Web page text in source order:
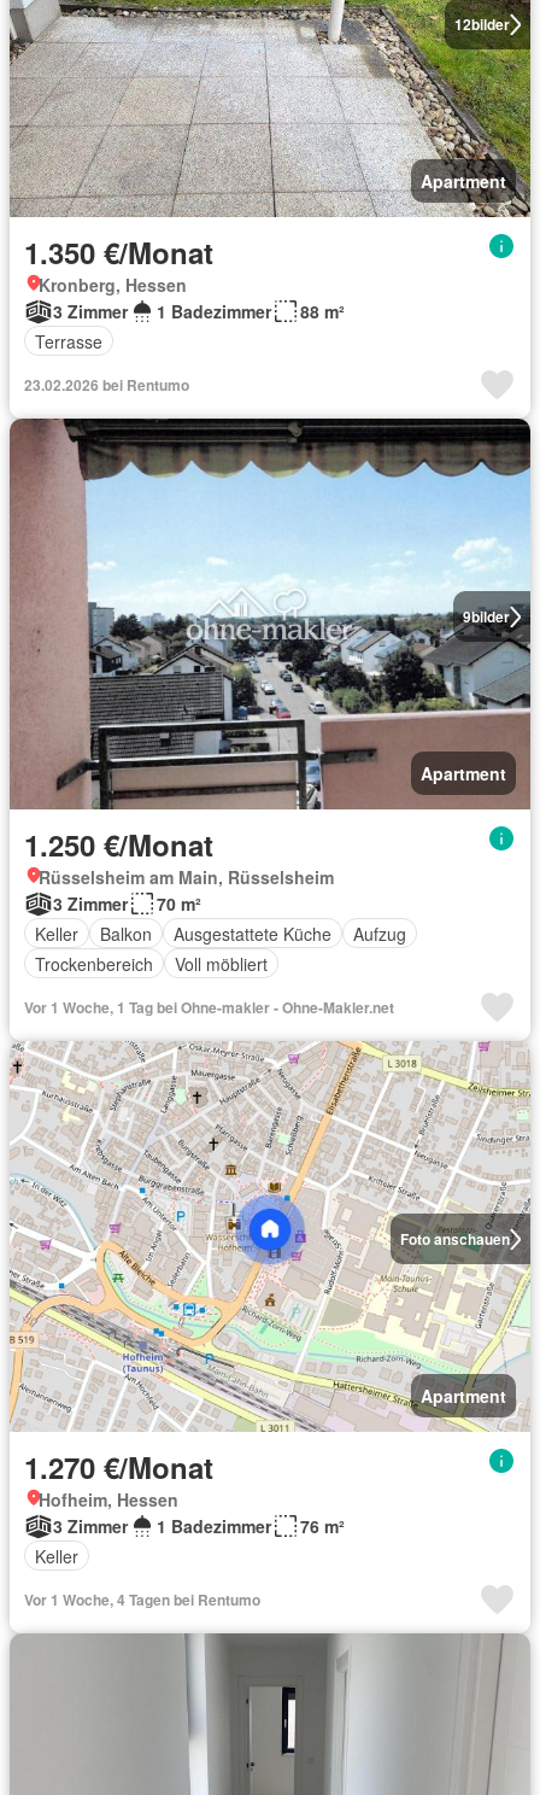
12bilder
Apartment
1.350 €/Monat
Kronberg, Hessen
3 Zimmer
1 Badezimmer
88 m²
Terrasse
23.02.2026 bei Rentumo
9bilder
Apartment
1.250 €/Monat
Rüsselsheim am Main, Rüsselsheim
3 Zimmer
70 m²
Keller
Balkon Ausgestattete Küche
Aufzug
Trockenbereich
Voll möbliert
Vor 1 Woche, 1 Tag bei Ohne-makler - Ohne-Makler.net
Foto anschauen
Apartment
1.270 €/Monat
Hofheim, Hessen
3 Zimmer
1 Badezimmer
76 m²
Keller
Vor 1 Woche, 4 Tagen bei Rentumo